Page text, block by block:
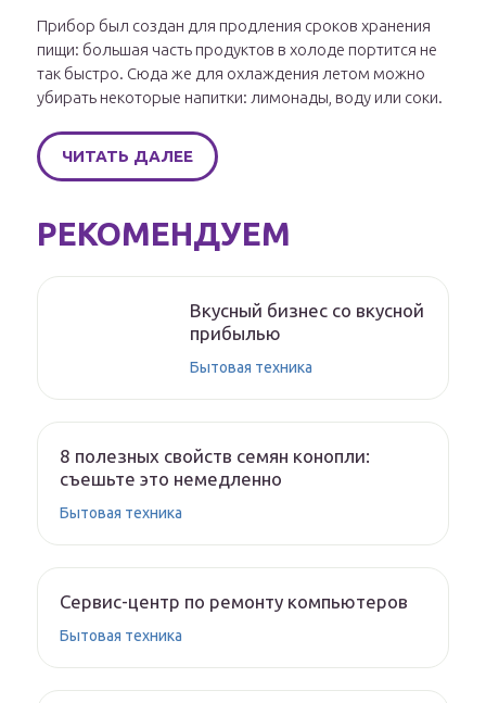
Прибор был создан для продления сроков хранения
пищи: большая часть продуктов в холоде портится не
так быстро. Сюда же для охлаждения летом можно
убирать некоторые напитки: лимонады, воду или соки.
ЧИТАТЬ ДАЛЕЕ
РЕКОМЕНДУЕМ
Вкусный бизнес со вкусной
прибылью
Бытовая техника
8 полезных свойств семян конопли:
съешьте это немедленно
Бытовая техника
Сервис-центр по ремонту компьютеров
Бытовая техника